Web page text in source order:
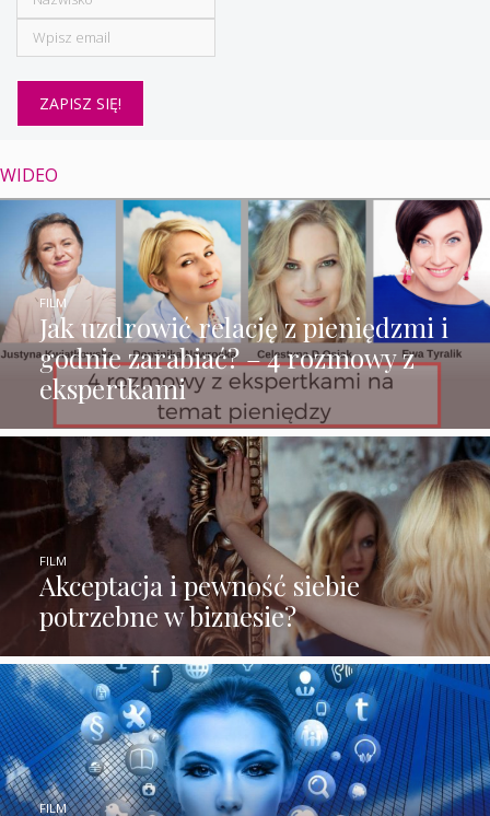
WIDEO
Jak uzdrowić relację z pieniędzmi i
godnie zarabiać? – 4 rozmowy z
ekspertkami
FILM
Akceptacja i pewność siebie
potrzebne w biznesie?
FILM
FILM